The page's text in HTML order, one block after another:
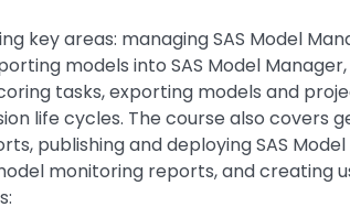
key areas: managing SAS Model
models into SAS Model Manager,
tasks, exporting models and
life cycles. The course also covers
publishing and deploying SAS
monitoring reports, and creating